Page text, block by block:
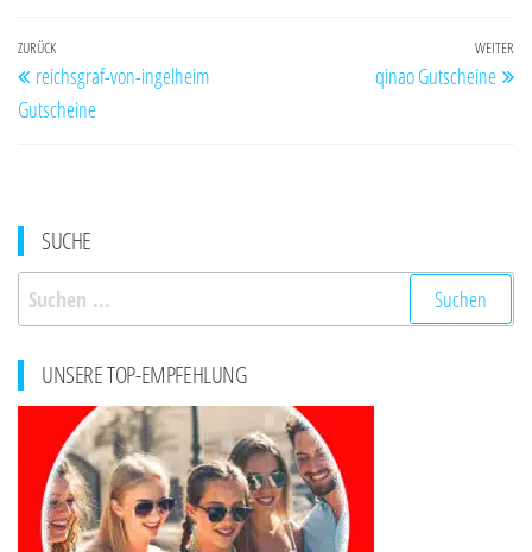
Beitragsnavigation
Vorheriger
Beitrag
ZURÜCK
reichsgraf-von-ingelheim
Gutscheine
WEITER
qinao Gutscheine
SUCHE
Suchen
nach:
UNSERE TOP-EMPFEHLUNG